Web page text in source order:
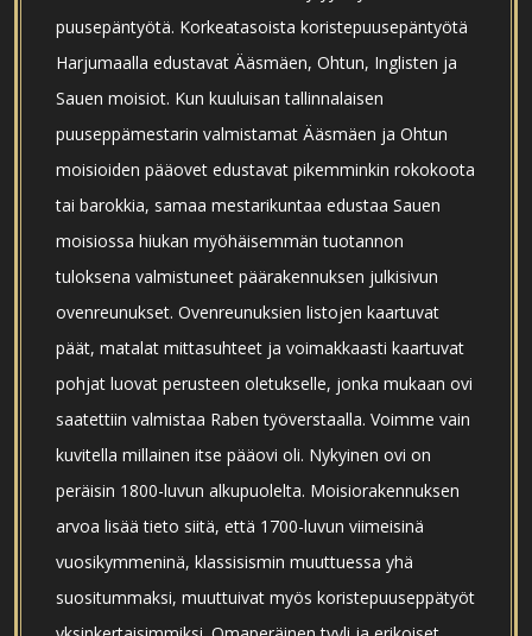
puusepäntyötä. Korkeatasoista koristepuusepäntyötä
Harjumaalla edustavat Ääsmäen, Ohtun, Inglisten ja
Sauen moisiot. Kun kuuluisan tallinnalaisen
puuseppämestarin valmistamat Ääsmäen ja Ohtun
moisioiden pääovet edustavat pikemminkin rokokoota
tai barokkia, samaa mestarikuntaa edustaa Sauen
moisiossa hiukan myöhäisemmän tuotannon
tuloksena valmistuneet päärakennuksen julkisivun
ovenreunukset. Ovenreunuksien listojen kaartuvat
päät, matalat mittasuhteet ja voimakkaasti kaartuvat
pohjat luovat perusteen oletukselle, jonka mukaan ovi
saatettiin valmistaa Raben työverstaalla. Voimme vain
kuvitella millainen itse pääovi oli. Nykyinen ovi on
peräisin 1800-luvun alkupuolelta. Moisiorakennuksen
arvoa lisää tieto siitä, että 1700-luvun viimeisinä
vuosikymmeninä, klassisismin muuttuessa yhä
suositummaksi, muuttuivat myös koristepuuseppätyöt